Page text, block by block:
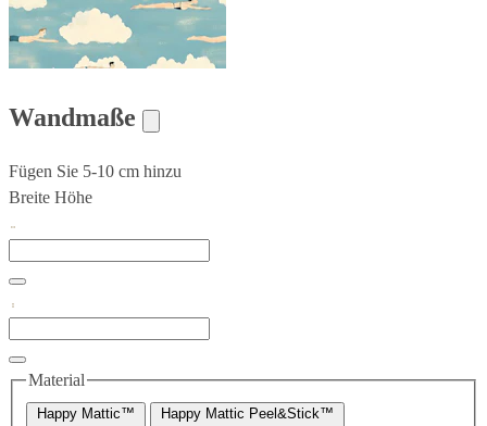
Wandmaße
Fügen Sie 5-10 cm hinzu
Breite Höhe
Material
Happy Mattic™ Happy Mattic Peel&Stick™